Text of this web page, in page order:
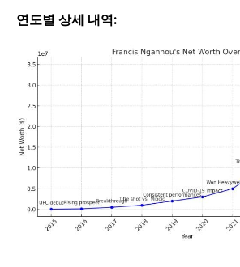
연도별 상세 내역: